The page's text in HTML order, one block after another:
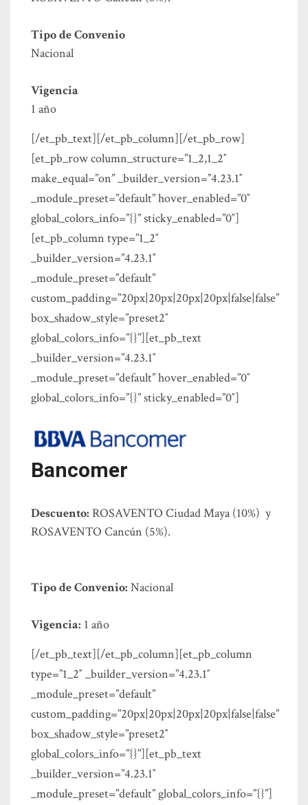
Tipo de Convenio
Nacional
Vigencia
1 año
[/et_pb_text][/et_pb_column][/et_pb_row]
[et_pb_row column_structure=”1_2,1_2″
make_equal=”on” _builder_version=”4.23.1″
_module_preset=”default” hover_enabled=”0″
global_colors_info=”{}” sticky_enabled=”0″]
[et_pb_column type=”1_2″
_builder_version=”4.23.1″
_module_preset=”default”
custom_padding=”20px|20px|20px|20px|false|false”
box_shadow_style=”preset2″
global_colors_info=”{}”][et_pb_text
_builder_version=”4.23.1″
_module_preset=”default” hover_enabled=”0″
global_colors_info=”{}” sticky_enabled=”0″]
Bancomer
Descuento: ROSAVENTO Ciudad Maya (10%) y
ROSAVENTO Cancún (5%).
Tipo de Convenio: Nacional
Vigencia: 1 año
[/et_pb_text][/et_pb_column][et_pb_column
type=”1_2″ _builder_version=”4.23.1″
_module_preset=”default”
custom_padding=”20px|20px|20px|20px|false|false”
box_shadow_style=”preset2″
global_colors_info=”{}”][et_pb_text
_builder_version=”4.23.1″
_module_preset=”default” global_colors_info=”{}”]